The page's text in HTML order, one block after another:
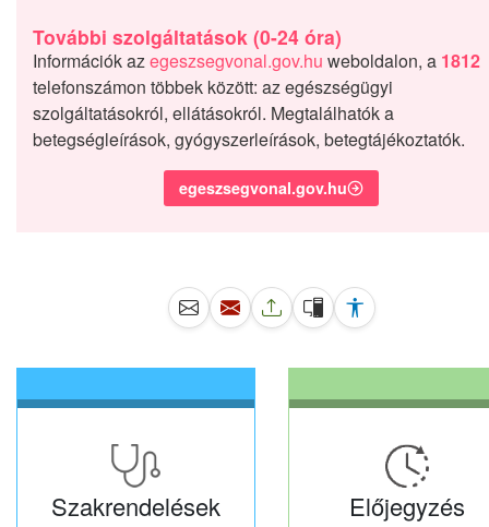
További szolgáltatások (0-24 óra)
Információk azegeszsegvonal.gov.hu weboldalon, a 1812
telefonszámon többek között: az egészségügyi
szolgáltatásokról, ellátásokról. Megtalálhatók a
betegségleírások, gyógyszerleírások, betegtájékoztatók.
egeszsegvonal.gov.hu
Szakrendelések Előjegyzés